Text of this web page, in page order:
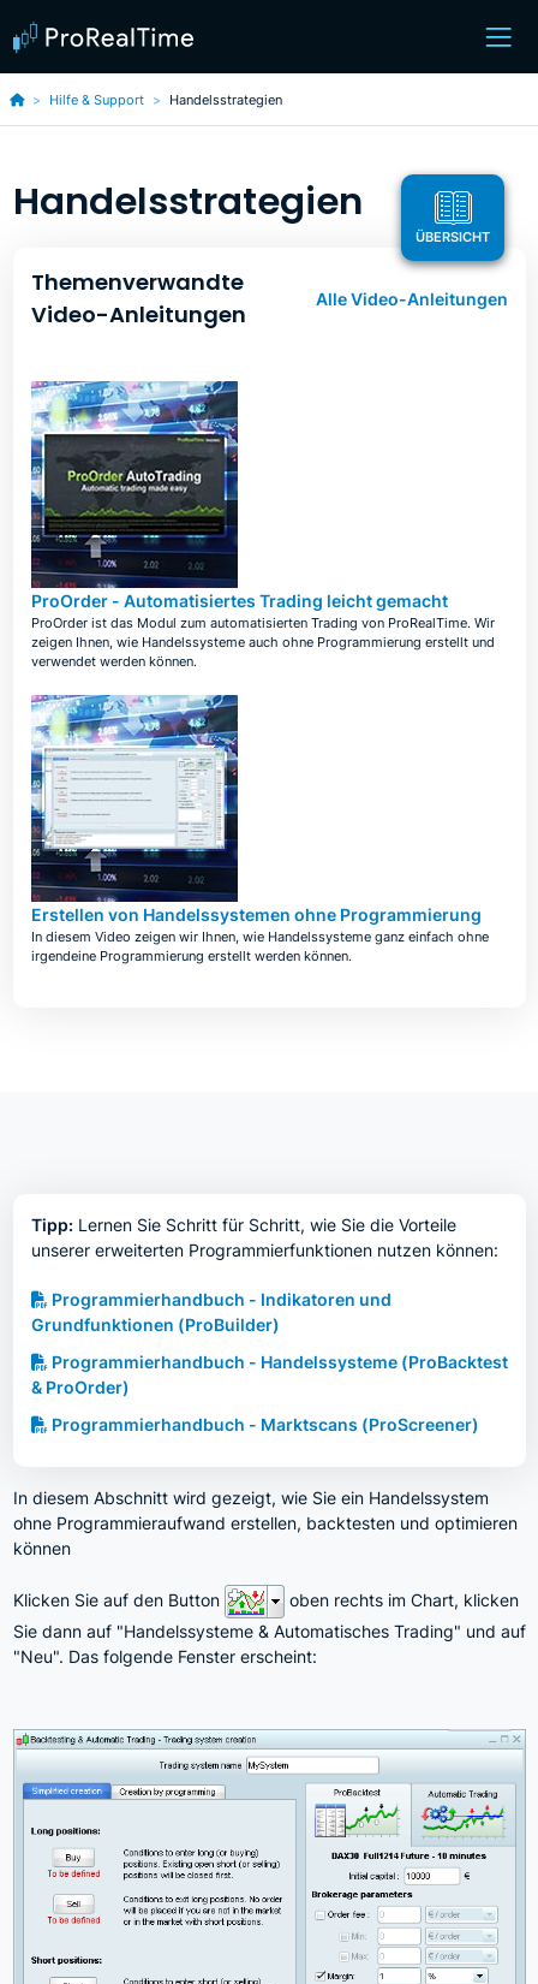
ÜBERSICHT
Hilfe & Support Handelsstrategien
Handelsstrategien
Themenverwandte
Video-Anleitungen
Alle Video-Anleitungen
ProOrder - Automatisiertes Trading leicht gemacht
ProOrder ist das Modul zum automatisierten Trading von ProRealTime. Wir
zeigen Ihnen, wie Handelssysteme auch ohne Programmierung erstellt und
verwendet werden können.
Erstellen von Handelssystemen ohne Programmierung
In diesem Video zeigen wir Ihnen, wie Handelssysteme ganz einfach ohne
irgendeine Programmierung erstellt werden können.
Tipp: Lernen Sie Schritt für Schritt, wie Sie die Vorteile
unserer erweiterten Programmierfunktionen nutzen können:
Programmierhandbuch - Indikatoren und
Grundfunktionen (ProBuilder)
Programmierhandbuch - Handelssysteme (ProBacktest
& ProOrder)
Programmierhandbuch - Marktscans (ProScreener)
In diesem Abschnitt wird gezeigt, wie Sie ein Handelssystem
ohne Programmieraufwand erstellen, backtesten und optimieren
können
Klicken Sie auf den Button
oben rechts im Chart, klicken
Sie dann auf "Handelssysteme & Automatisches Trading" und auf
"Neu". Das folgende Fenster erscheint: